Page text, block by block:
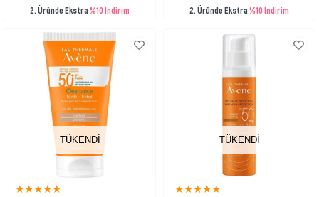
2. Üründe Ekstra%10 İndirim 2. Üründe Ekstra%10 İndirim
TÜKENDI
★★★★★
TÜKENDI
★★★★★